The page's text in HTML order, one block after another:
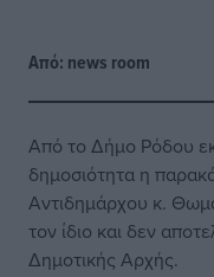
Από: news room
Από το Δήμο Ρόδου
δημοσιότητα η
Αντιδημάρχου κ.
τον ίδιο και δεν
Δημοτικής Αρχής.